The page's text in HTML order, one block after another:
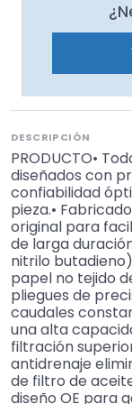
DESCRIPCIÓN
PRODUCTO•
diseñados con
confiabilidad
pieza.•
original para
de larga
nitrilo
papel no tejido
pliegues de
caudales
una alta
filtración
antidrenaje
de filtro de
diseño OE para